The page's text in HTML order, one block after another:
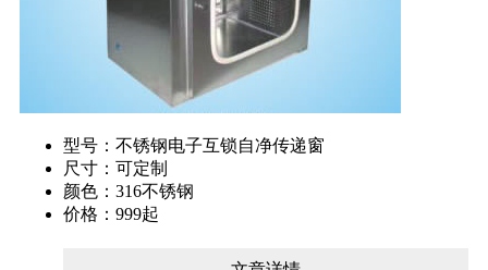
型号：不锈钢电子互锁自净传递窗
尺寸：可定制
颜色：316不锈钢
价格：999起